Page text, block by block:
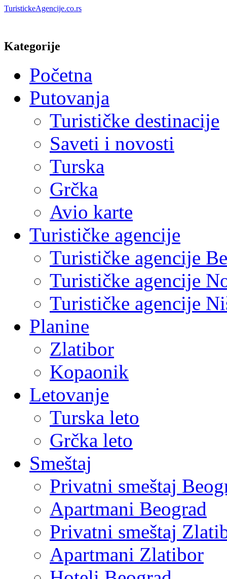
TuristickeAgencije.co.rs
Kategorije
Početna
Putovanja
Turističke destinacije
Saveti i novosti
Turska
Grčka
Avio karte
Turističke agencije
Turističke agencije
Turističke agencije
Turističke agencije
Planine
Zlatibor
Kopaonik
Letovanje
Turska leto
Grčka leto
Smeštaj
Privatni smeštaj
Apartmani Beograd
Privatni smeštaj
Apartmani Zlatibor